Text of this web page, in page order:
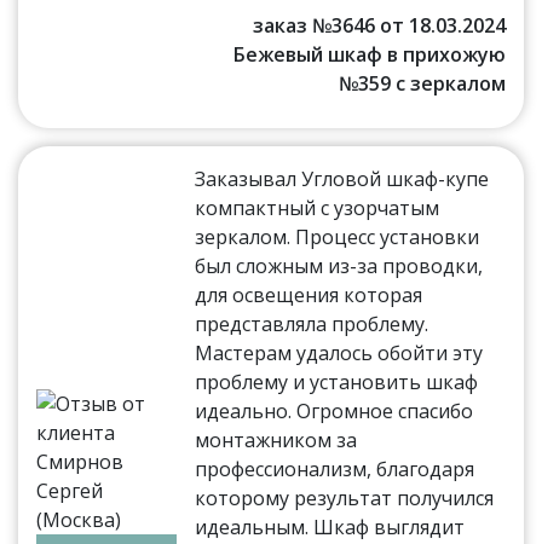
заказ №3646 от 18.03.2024
Бежевый шкаф в прихожую
№359 с зеркалом
Заказывал Угловой шкаф-купе
компактный с узорчатым
зеркалом. Процесс установки
был сложным из-за проводки,
для освещения которая
представляла проблему.
Мастерам удалось обойти эту
проблему и установить шкаф
идеально. Огромное спасибо
монтажником за
профессионализм, благодаря
которому результат получился
идеальным. Шкаф выглядит